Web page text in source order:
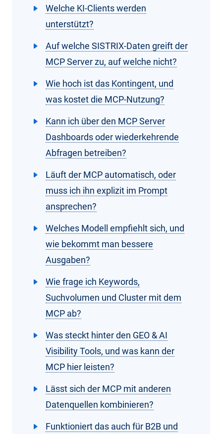
Welche KI-Clients werden
unterstützt?
Auf welche SISTRIX-Daten greift der
MCP Server zu, auf welche nicht?
Wie hoch ist das Kontingent, und
was kostet die MCP-Nutzung?
Kann ich über den MCP Server
Dashboards oder wiederkehrende
Abfragen betreiben?
Läuft der MCP automatisch, oder
muss ich ihn explizit im Prompt
ansprechen?
Welches Modell empfiehlt sich, und
wie bekommt man bessere
Ausgaben?
Wie frage ich Keywords,
Suchvolumen und Cluster mit dem
MCP ab?
Was steckt hinter den GEO & AI
Visibility Tools, und was kann der
MCP hier leisten?
Lässt sich der MCP mit anderen
Datenquellen kombinieren?
Funktioniert das auch für B2B und